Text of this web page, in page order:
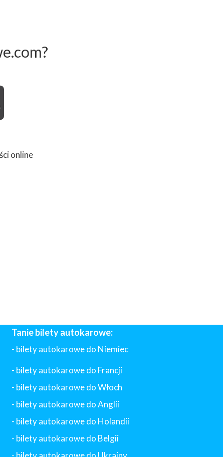
online
Tanie bilety autokarowe:
- bilety autokarowe do Niemiec
- bilety autokarowe do Francji
- bilety autokarowe do Włoch
- bilety autokarowe do Anglii
- bilety autokarowe do Holandii
- bilety autokarowe do Belgii